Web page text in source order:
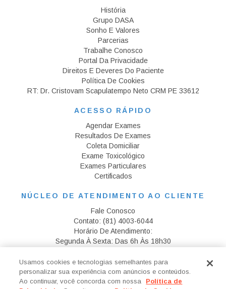
História
Grupo DASA
Sonho E Valores
Parcerias
Trabalhe Conosco
Portal Da Privacidade
Direitos E Deveres Do Paciente
Política De Cookies
RT: Dr. Cristovam Scapulatempo Neto CRM PE 33612
ACESSO RÁPIDO
Agendar Exames
Resultados De Exames
Coleta Domiciliar
Exame Toxicológico
Exames Particulares
Certificados
NÚCLEO DE ATENDIMENTO AO CLIENTE
Fale Conosco
Contato: (81) 4003-6044
Horário De Atendimento:
Segunda À Sexta: Das 6h Às 18h30
CANAL MÉDICO
Pesquisa Clínica
Usamos cookies e tecnologias semelhantes para
personalizar sua experiência com anúncios e conteúdos.
Ao continuar, você concorda com nossa
Política de